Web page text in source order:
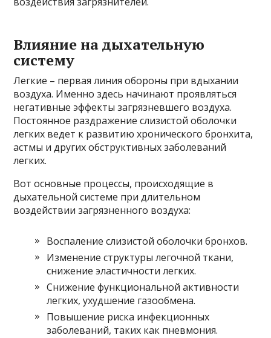
Влияние на дыхательную
систему
Легкие – первая линия обороны при вдыхании
воздуха. Именно здесь начинают проявляться
негативные эффекты загрязневшего воздуха.
Постоянное раздражение слизистой оболочки
легких ведет к развитию хронического бронхита,
астмы и других обструктивных заболеваний
легких.
Вот основные процессы, происходящие в
дыхательной системе при длительном
воздействии загрязненного воздуха:
Воспаление слизистой оболочки бронхов.
Изменение структуры легочной ткани,
снижение эластичности легких.
Снижение функциональной активности
легких, ухудшение газообмена.
Повышение риска инфекционных
заболеваний, таких как пневмония.